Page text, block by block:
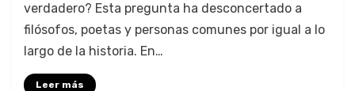
verdadero? Esta pregunta ha desconcertado a
filósofos, poetas y personas comunes por igual a lo
largo de la historia. En…
Leer más